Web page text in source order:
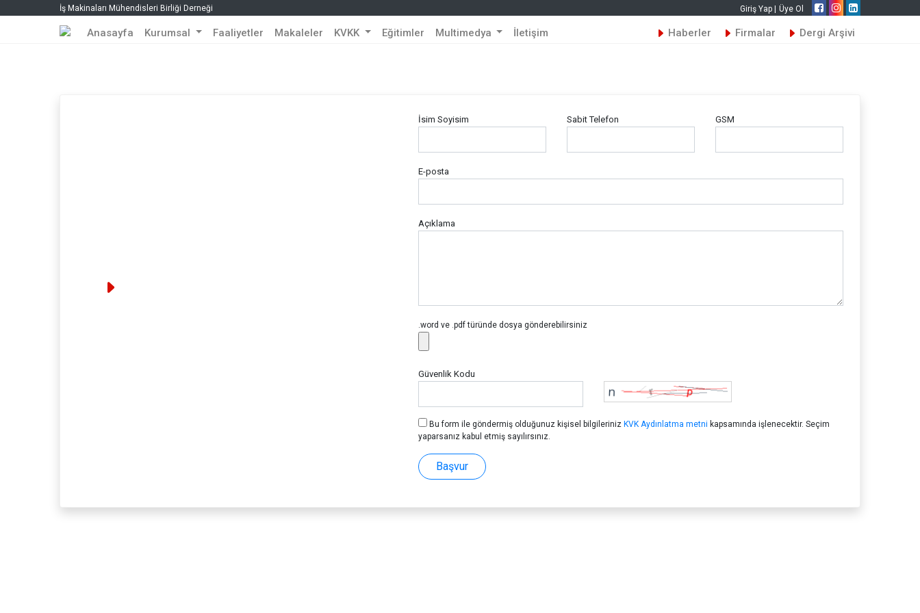
İş Makinaları Mühendisleri Birliği Derneği Giriş Yap | Üye Ol
Anasayfa Kurumsal Faaliyetler Makaleler KVKK Eğitimler Multimedya İletişim Haberler Firmalar Dergi Arşivi
İsim Soyisim Sabit Telefon GSM
E-posta
Açıklama
.word ve .pdf türünde dosya gönderebilirsiniz
Güvenlik Kodu
Bu form ile göndermiş olduğunuz kişisel bilgileriniz KVK Aydınlatma metni kapsamında işlenecektir. Seçim
yaparsanız kabul etmiş sayılırsınız.